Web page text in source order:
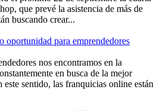
que prevé la asistencia de más de
buscando crear...
oportunidad para emprendedores
nos encontramos en la
en busca de la mejor
sentido, las franquicias online están